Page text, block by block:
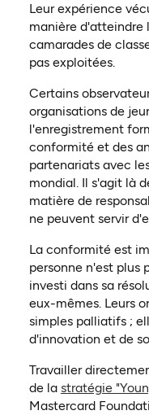
Leur expérience
manière d'atteindre
camarades de
pas exploitées.
Certains
organisations de
l'enregistrement
conformité et des
partenariats avec
mondial. Il s'agit là
matière de
ne peuvent servir
La conformité est
personne n'est plus
investi dans sa
eux-mêmes. Leurs
simples palliatifs ;
d'innovation et de
Travailler
de la stratégie
Mastercard